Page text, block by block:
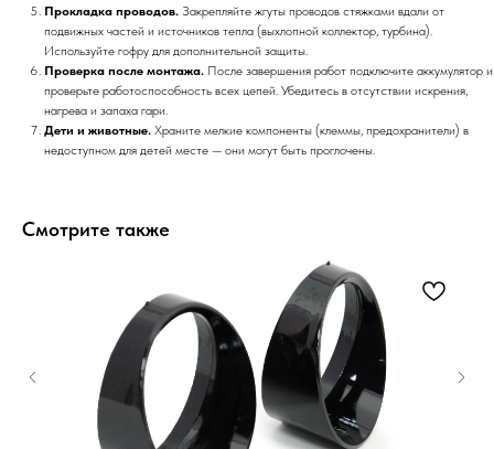
Прокладка проводов. Закрепляйте жгуты проводов стяжками вдали от
подвижных частей и источников тепла (выхлопной коллектор, турбина).
Используйте гофру для дополнительной защиты.
Проверка после монтажа. После завершения работ подключите аккумулятор и
проверьте работоспособность всех цепей. Убедитесь в отсутствии искрения,
нагрева и запаха гари.
Дети и животные. Храните мелкие компоненты (клеммы, предохранители) в
недоступном для детей месте — они могут быть проглочены.
Смотрите также